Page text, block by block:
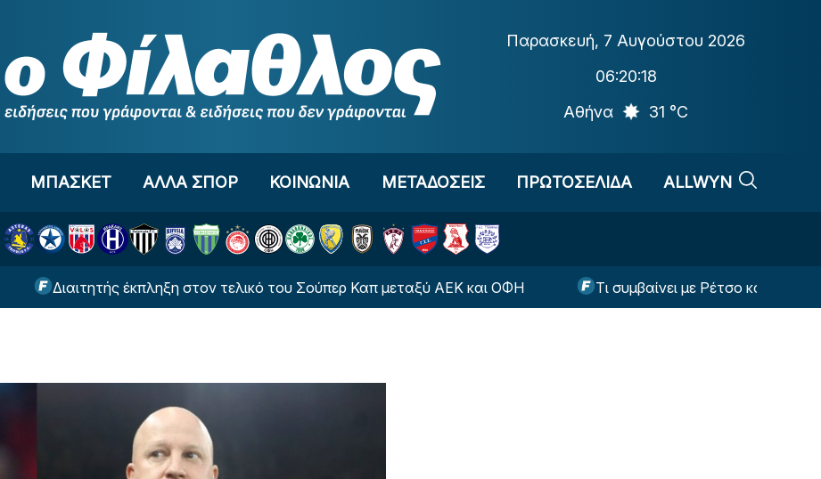
Παρασκευή, 7 Αυγούστου 2026
06:20:19
Αθήνα
31 °C
ΜΠΑΣΚΕΤ ΑΛΛΑ ΣΠΟΡ ΚΟΙΝΩΝΙΑ ΜΕΤΑΔΟΣΕΙΣ ΠΡΩΤΟΣΕΛΙΔΑ ALLWYN
Διαιτητής έκπληξη στον τελικό του Σούπερ Καπ μεταξύ ΑΕΚ και ΟΦΗ Τι συμβαίνει με Ρέτσο και Έσε ενόψει